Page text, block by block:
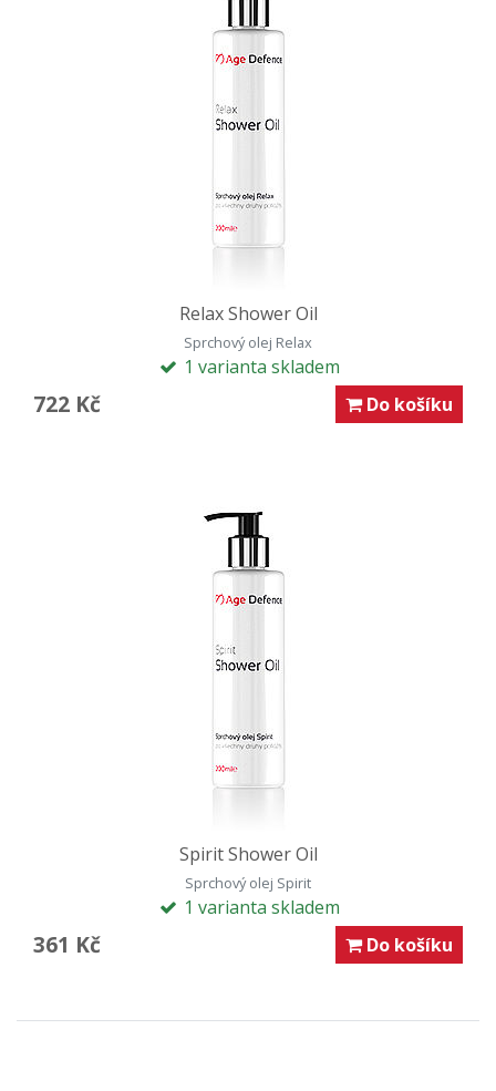
Relax Shower Oil
Sprchový olej Relax
1 varianta skladem
722 Kč Do košíku
Spirit Shower Oil
Sprchový olej Spirit
1 varianta skladem
361 Kč Do košíku